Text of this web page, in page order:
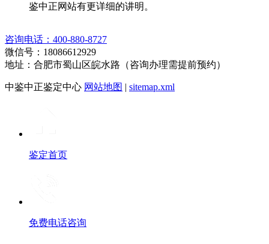
鉴中正网站有更详细的讲明。
咨询电话：400-880-8727
微信号：18086612929
地址：合肥市蜀山区皖水路（咨询办理需提前预约）
中鉴中正鉴定中心 网站地图 sitemap.xml
鉴定首页
免费电话咨询